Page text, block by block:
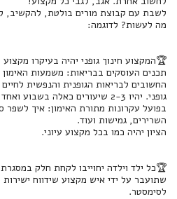
לשבת עם קבוצת מורים בולטת, להקשיב,
מה לעשות? לדוגמה:
🏆המקצוע חינוך גופני יהיה בעיקרו מקצוע
תכנים העוסקים בבריאות: משמעות
החשובים לבריאות הגופנית והנפשית
גופני. יהיו 2-3 שיעורים כאלה
בפועל עקרונות מתורת האימון: איך
השרירים, גמישות ועוד.
הציון יהיה כמו בכל מקצוע עיוני.
🏆כל ילד וילדה יחוייבו לקחת חלק
שתועבר על ידי איש מקצוע שידווח
לסימסטר.